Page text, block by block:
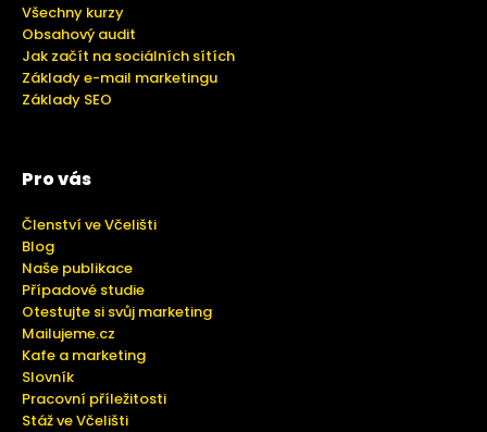
Všechny kurzy
Obsahový audit
Jak začít na sociálních sítích
Základy e-mail marketingu
Základy SEO
Pro vás
Členství ve Včelišti
Blog
Naše publikace
Případové studie
Otestujte si svůj marketing
Mailujeme.cz
Kafe a marketing
Slovník
Pracovní příležitosti
Stáž ve Včelišti